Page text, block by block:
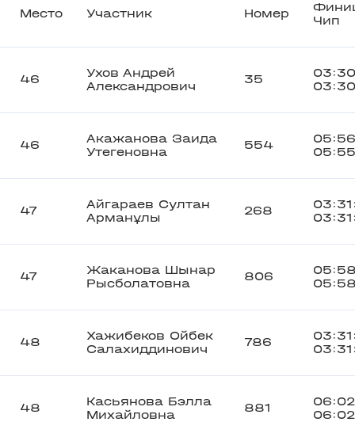
Место Участник Номер
Чип
46
Ухов Андрей
Александрович
35
46
Акажанова Заида
Утегеновна
554
47
Айгараев Султан
Арманұлы
268
47
Жаканова Шынар
Рысболатовна
806
48
Хажибеков Ойбек
Салахиддинович
786
48
Касьянова Бэлла
Михайловна
881